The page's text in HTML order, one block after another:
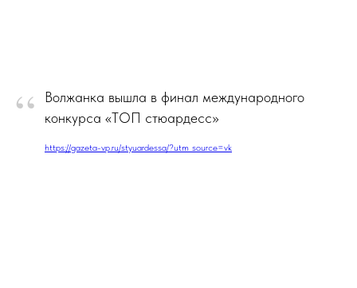
“
Волжанка вышла в финал международного
конкурса «ТОП стюардесс»
https://gazeta-vp.ru/styuardessa/?utm_source=vk